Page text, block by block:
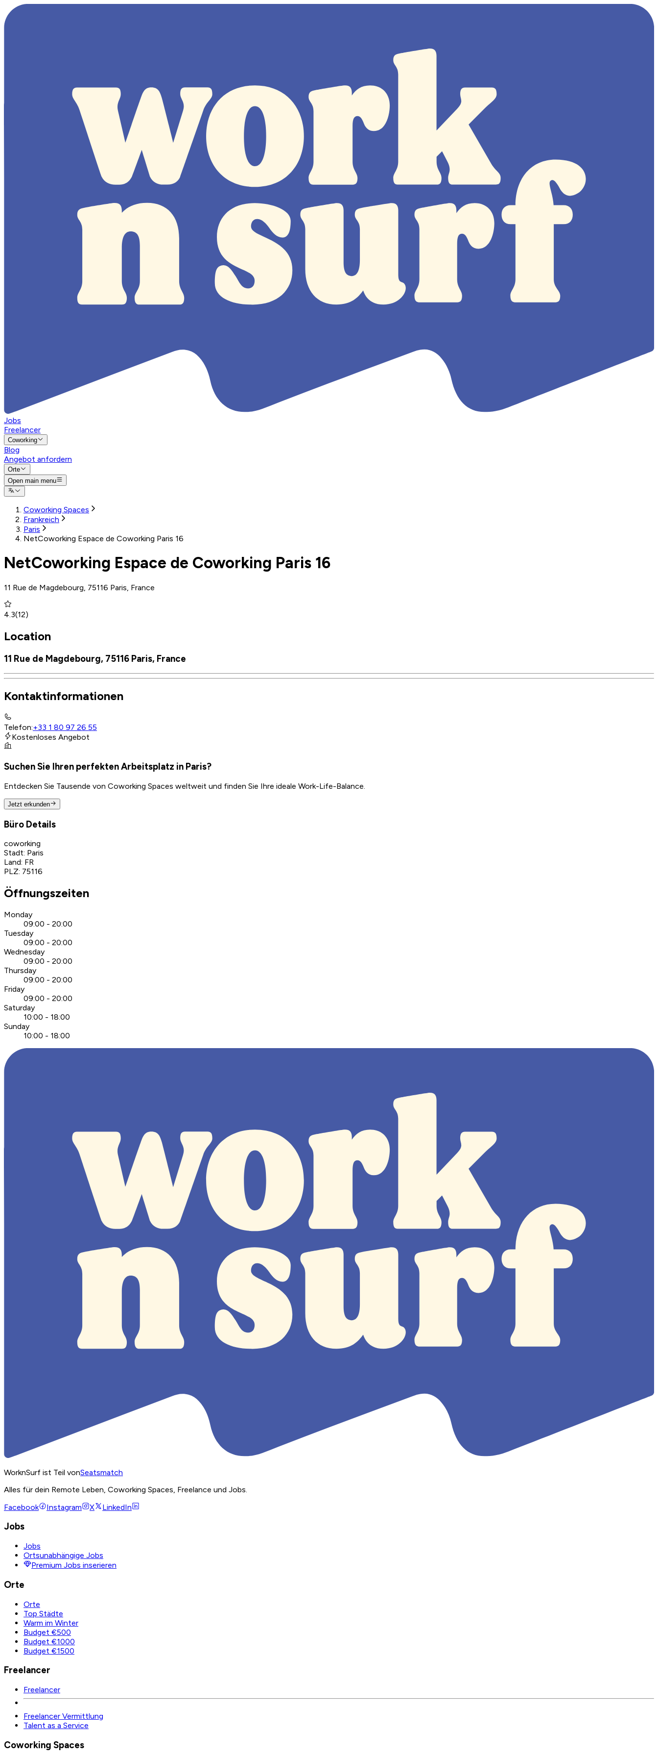
Jobs
Freelancer
Coworking
Blog
Angebot anfordern
Orte
Open main menu
Coworking Spaces
Frankreich
Paris
NetCoworking Espace de Coworking Paris 16
NetCoworking Espace de Coworking Paris 16
11 Rue de Magdebourg, 75116 Paris, France
4.3(12)
Location
11 Rue de Magdebourg, 75116 Paris, France
Kontaktinformationen
Telefon:+33 1 80 97 26 55
Kostenloses Angebot
Suchen Sie Ihren perfekten Arbeitsplatz in Paris?
Entdecken Sie Tausende von Coworking Spaces weltweit und finden Sie Ihre ideale Work-Life-Balance.
Jetzt erkunden
Büro Details
coworking
Stadt: Paris
Land: FR
PLZ: 75116
Öffnungszeiten
Monday
09:00 - 20:00
Tuesday
09:00 - 20:00
Wednesday
09:00 - 20:00
Thursday
09:00 - 20:00
Friday
09:00 - 20:00
Saturday
10:00 - 18:00
Sunday
10:00 - 18:00
WorknSurf ist Teil vonSeatsmatch
Alles für dein Remote Leben, Coworking Spaces, Freelance und Jobs.
Facebook
Instagram X LinkedIn
Jobs
Jobs
Ortsunabhängige Jobs
Premium Jobs inserieren
Orte
Orte
Top Städte
Warm im Winter
Budget €500
Budget €1000
Budget €1500
Freelancer
Freelancer
Freelancer Vermittlung
Talent as a Service
Coworking Spaces